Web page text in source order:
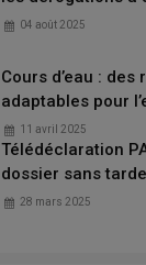
04 août 2025
Cours d’eau :
adaptables pour
11 avril 2025
Télédéclaration
dossier sans
28 mars 2025